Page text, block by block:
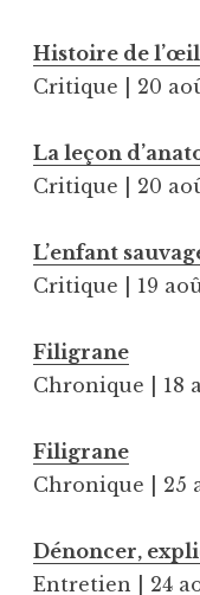
Histoire de l’œil
Critique | 20
La leçon
Critique | 20
L’enfant
Critique | 19
Filigrane
Chronique | 18
Filigrane
Chronique | 25
Dénoncer,
Entretien | 24